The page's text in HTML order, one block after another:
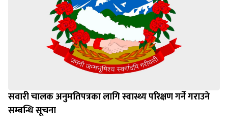
सवारी चालक अनुमतिपत्रका लागि स्वास्थ्य परिक्षण गर्ने गराउने
सम्बन्धि सूचना